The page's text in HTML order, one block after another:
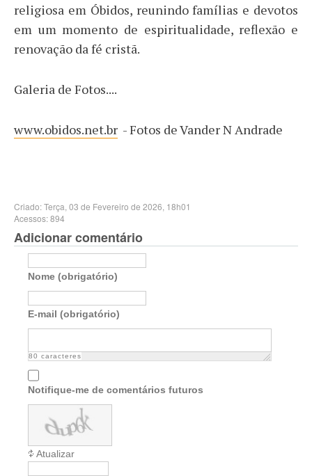
religiosa em Óbidos, reunindo famílias e devotos
em um momento de espiritualidade, reflexão e
renovação da fé cristã.
Galeria de Fotos....
www.obidos.net.br - Fotos de Vander N Andrade
Criado: Terça, 03 de Fevereiro de 2026, 18h01
Acessos: 894
Adicionar comentário
Nome (obrigatório)
E-mail (obrigatório)
80 caracteres
Notifique-me de comentários futuros
Atualizar